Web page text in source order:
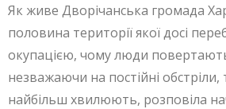
Як живе Дворічанська громада
половина території якої досі
окупацією, чому люди
незважаючи на постійні обстріли,
найбільш хвилюють, розповіла